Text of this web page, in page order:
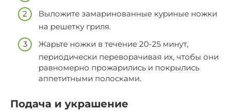
Выложите замаринованные куриные ножки
на решетку гриля.
Жарьте ножки в течение 20-25 минут,
периодически переворачивая их, чтобы они
равномерно прожарились и покрылись
аппетитными полосками.
Подача и украшение